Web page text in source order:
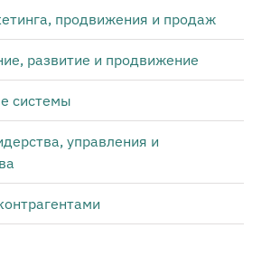
продвижения и продаж
развитие и продвижение
системы
управления и